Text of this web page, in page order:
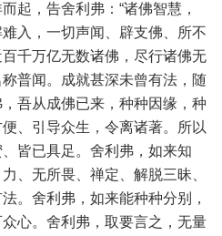
，告舍利弗：“诸佛智慧，
入，一切声闻、辟支佛、所不
千万亿无数诸佛，尽行诸佛无
普闻。成就甚深未曾有法，随
吾从成佛已来，种种因缘，种
、引导众生，令离诸著。所以
皆已具足。舍利弗，如来知
、无所畏、禅定、解脱三昧、
。舍利弗，如来能种种分别，
心。舍利弗，取要言之，无量